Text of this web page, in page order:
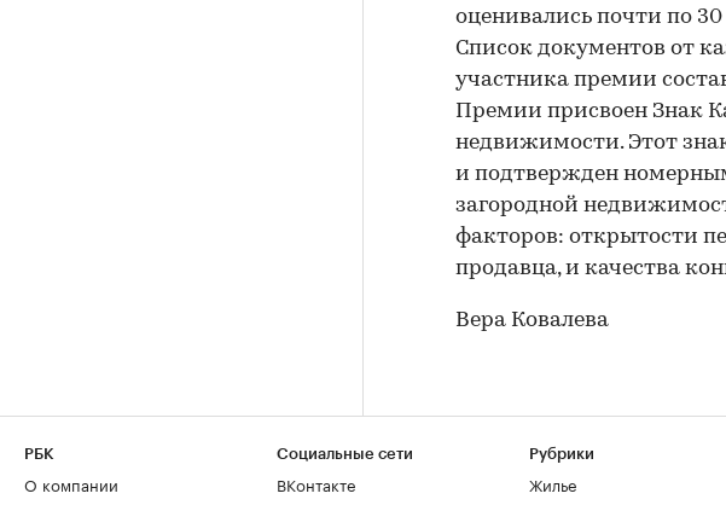
оценивались почти по
Список документов от
участника премии
Премии присвоен Знак
недвижимости. Этот
и подтвержден
загородной
факторов: открытости
продавца, и качества
Вера Ковалева
РБК
О компании
Социальные сети
ВКонтакте
Рубрики
Жилье